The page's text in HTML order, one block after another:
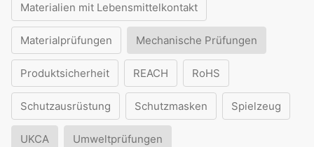
Materialien mit Lebensmittelkontakt
Materialprüfungen Mechanische Prüfungen
Produktsicherheit REACH RoHS
Schutzausrüstung Schutzmasken Spielzeug
UKCA Umweltprüfungen